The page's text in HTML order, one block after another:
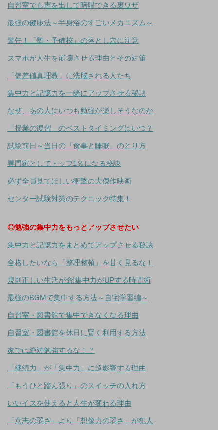
自習室でも声を出して暗唱できる裏ワザ
最強の健康法～半身浴のすごいメカニズム～
警告！「塾・予備校」の落とし穴に注意
スマホが人生を崩壊させる理由とその対策
「偏差値真理教」に洗脳される人たち
集中力と記憶力を一緒にアップさせる秘訣
なぜ、あの人はいつも勉強が楽しそうなのか
「授業の復習」のベストタイミングはいつ？
試験前日～当日の「食事と睡眠」のとり方
専門家としてトップ1％になる秘訣
必ず全員見てほしい衝撃の大傑作映画
センター試験対策のテクニック特集！
◎勉強の集中力をもっとアップさせたい
集中力と記憶力をまとめてアップさせる秘訣
合格したいなら「整理整頓」を甘く見るな！
規則正しい生活が命!集中力がUPする時間術
最強のBGMで集中する方法～自宅学習編～
自習室・図書館で集中できなくなる理由
自習室・図書館を休日に賢く利用する方法
家では絶対勉強するな！？
「継続力」が「集中力」に超影響する理由
「もうひと踏ん張り」のスイッチの入れ方
いいイスを使えると人生が変わる理由
「意志の弱さ」より「想像力の弱さ」が犯人